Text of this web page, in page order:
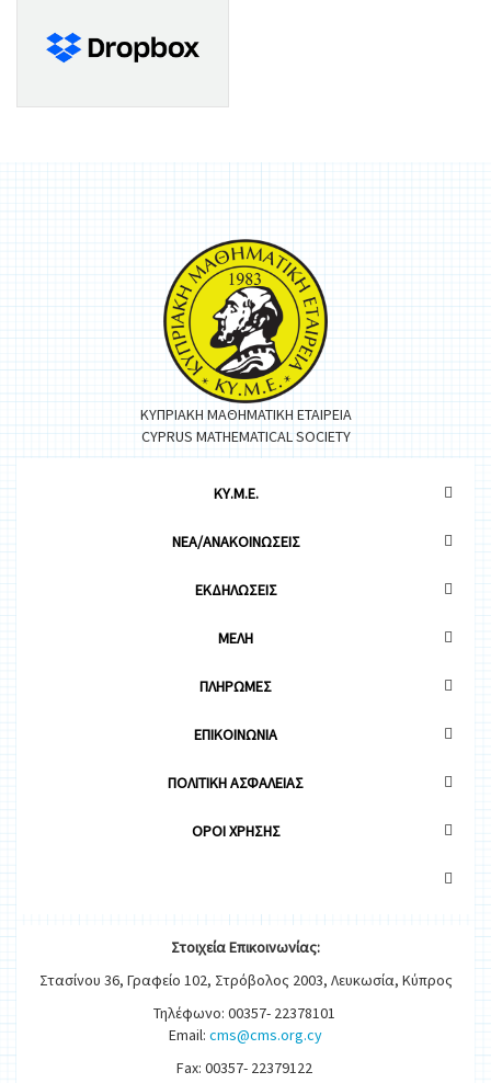
ΚΥΠΡΙΑΚΗ ΜΑΘΗΜΑΤΙΚΗ ΕΤΑΙΡΕΙΑ
CYPRUS MATHEMATICAL SOCIETY
ΚΥ.Μ.Ε.
ΝΕΑ/ΑΝΑΚΟΙΝΩΣΕΙΣ
ΕΚΔΗΛΩΣΕΙΣ
ΜΕΛΗ
ΠΛΗΡΩΜΕΣ
ΕΠΙΚΟΙΝΩΝΙΑ
ΠΟΛΙΤΙΚΗ ΑΣΦΑΛΕΙΑΣ
OΡΟΙ ΧΡΗΣΗΣ
ΣτοιχείαΕπικοινωνίας:
Στασίνου 36, Γραφείο 102, Στρόβολος 2003, Λευκωσία, Κύπρος
Τηλέφωνο: 00357- 22378101
Email: cms@cms.org.cy
Fax: 00357- 22379122